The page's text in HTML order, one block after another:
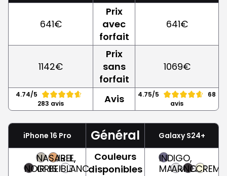
641€
Prix
avec
forfait
641€
1142€
Prix
sans
forfait
1069€
4.74/5
283 avis
Avis 4.75/5
68
avis
iPhone 16 Pro Général Galaxy S24+
NOIR
NATUREL,
GRIS
SABLE,
BEIGEBLANC
Couleurs
disponibles
INDIGO,
MAUVE
ARGENT
NOIRCREME